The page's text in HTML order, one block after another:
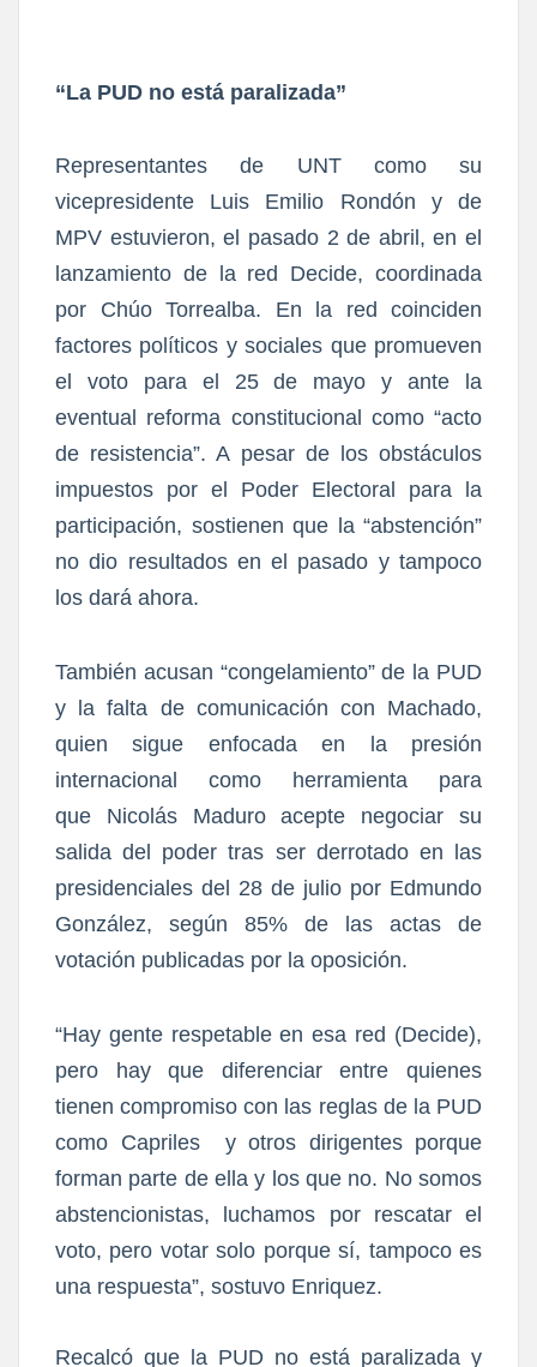
“La PUD no está paralizada”
Representantes de UNT como su
vicepresidente Luis Emilio Rondón y de
MPV estuvieron, el pasado 2 de abril, en el
lanzamiento de la red Decide, coordinada
por Chúo Torrealba. En la red coinciden
factores políticos y sociales que promueven
el voto para el 25 de mayo y ante la
eventual reforma constitucional como “acto
de resistencia”. A pesar de los obstáculos
impuestos por el Poder Electoral para la
participación, sostienen que la “abstención”
no dio resultados en el pasado y tampoco
los dará ahora.
También acusan “congelamiento” de la PUD
y la falta de comunicación con Machado,
quien sigue enfocada en la presión
internacional como herramienta para
que Nicolás Maduroacepte negociar su
salida del poder tras ser derrotado en las
presidenciales del 28 de julio por Edmundo
González, según 85% de las actas de
votación publicadas por la oposición.
“Hay gente respetable en esa red (Decide),
pero hay que diferenciar entre quienes
tienen compromiso con las reglas de la PUD
como Capriles y otros dirigentes porque
forman parte de ella y los que no. No somos
abstencionistas, luchamos por rescatar el
voto, pero votar solo porque sí, tampoco es
una respuesta”, sostuvo Enriquez.
Recalcó que la PUD no está paralizada y